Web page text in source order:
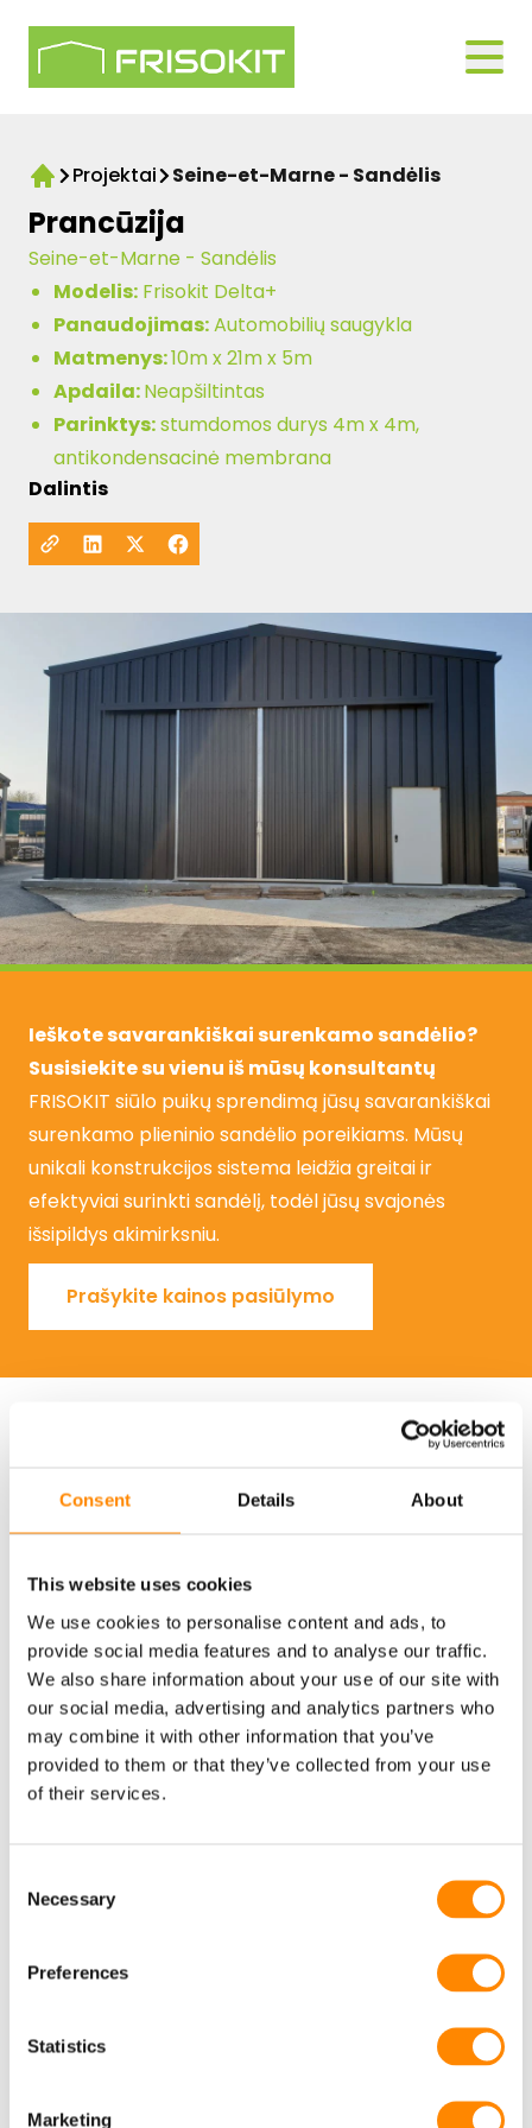
Consent Details About
This website uses cookies
We use cookies to personalise content and ads, to
provide social media features and to analyse our traffic.
We also share information about your use of our site with
our social media, advertising and analytics partners who
may combine it with other information that you’ve
provided to them or that they’ve collected from your use
of their services.
Selection
Necessary
Preferences
Statistics
Marketing
Logo Frisokit 2-1
Projektai Seine-et-Marne - Sandėlis
Prancūzija
Seine-et-Marne - Sandėlis
Modelis: Frisokit Delta+
Panaudojimas:Automobilių saugykla
Matmenys:10m x 21m x 5m
Apdaila:Neapšiltintas
Parinktys:stumdomos durys 4m x 4m,
antikondensacinė membrana
Dalintis
Ieškote savarankiškai surenkamo sandėlio?
Susisiekite su vienu iš mūsų konsultantų
FRISOKIT siūlo puikų sprendimą jūsų savarankiškai
surenkamo plieninio sandėlio poreikiams. Mūsų
unikali konstrukcijos sistema leidžia greitai ir
efektyviai surinkti sandėlį, todėl jūsų svajonės
išsipildys akimirksniu.
Prašykite kainos pasiūlymo
Prašykite kainos pasiūlymo
Marijampolė - Daržovių sandėliavimo patalpos
Žiūrėti projektą
Sandėliavimo paskirties pastatas